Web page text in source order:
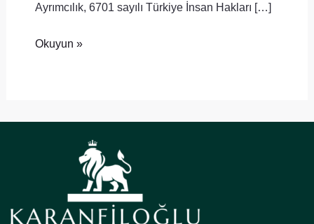
Ayrımcılık, 6701 sayılı Türkiye İnsan Hakları […]
Okuyun »